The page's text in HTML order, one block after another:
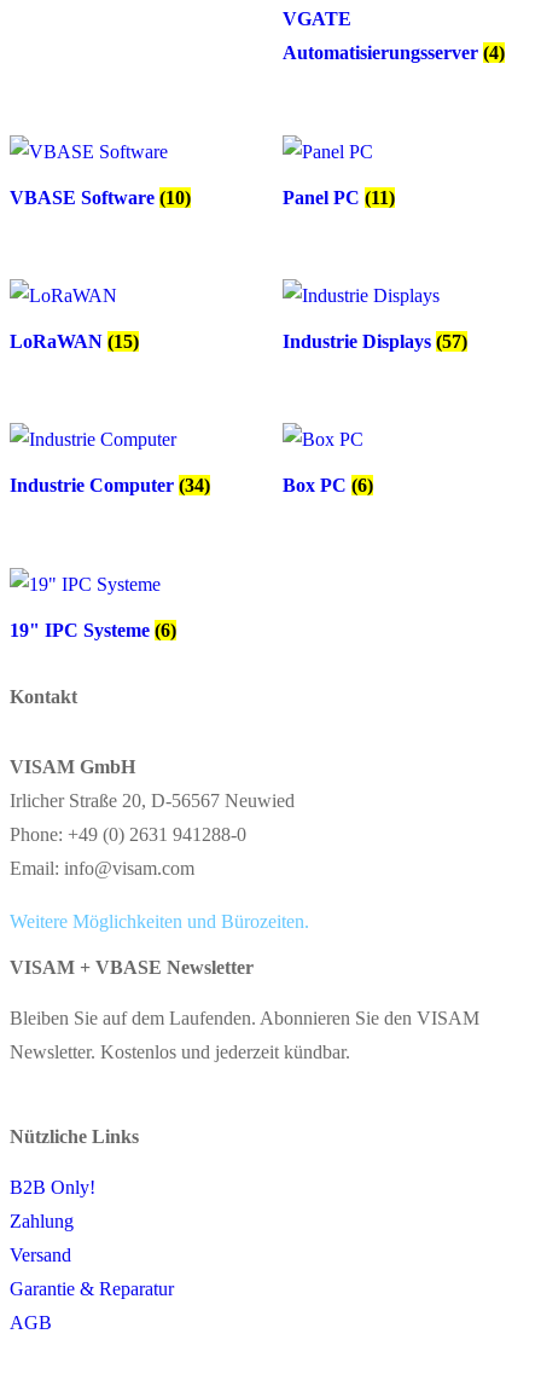
VGATE
Automatisierungsserver (4)
VBASE Software (10) Panel PC (11)
LoRaWAN (15) Industrie Displays (57)
Industrie Computer (34) Box PC (6)
19" IPC Systeme (6)
Kontakt
VISAM GmbH
Irlicher Straße 20, D-56567 Neuwied
Phone: +49 (0) 2631 941288-0
Email: info@visam.com
Weitere Möglichkeiten und Bürozeiten.
VISAM + VBASE Newsletter
Bleiben Sie auf dem Laufenden. Abonnieren Sie den VISAM
Newsletter. Kostenlos und jederzeit kündbar.
Nützliche Links
B2B Only!
Zahlung
Versand
Garantie & Reparatur
AGB